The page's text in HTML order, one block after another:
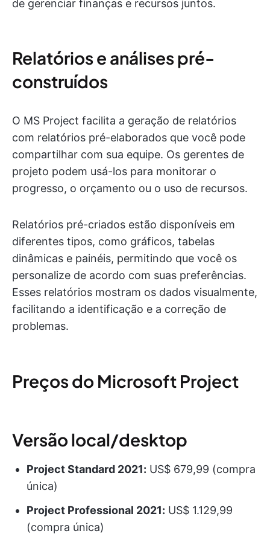
de gerenciar finanças e recursos juntos.
Relatórios e análises pré-
construídos
O MS Project facilita a geração de relatórios
com relatórios pré-elaborados que você pode
compartilhar com sua equipe. Os gerentes de
projeto podem usá-los para monitorar o
progresso, o orçamento ou o uso de recursos.
Relatórios pré-criados estão disponíveis em
diferentes tipos, como gráficos, tabelas
dinâmicas e painéis, permitindo que você os
personalize de acordo com suas preferências.
Esses relatórios mostram os dados visualmente,
facilitando a identificação e a correção de
problemas.
Preços do Microsoft Project
Versão local/desktop
Project Standard 2021: US$ 679,99 (compra
única)
Project Professional 2021: US$ 1.129,99
(compra única)